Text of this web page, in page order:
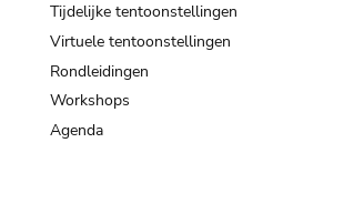
Tijdelijke tentoonstellingen
Virtuele tentoonstellingen
Rondleidingen
Workshops
Agenda